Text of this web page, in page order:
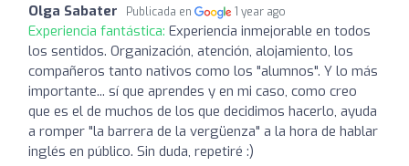
Olga Sabater Publicada en 1 year ago
Experiencia fantástica: Experiencia inmejorable en todos
los sentidos. Organización, atención, alojamiento, los
compañeros tanto nativos como los "alumnos". Y lo más
importante... sí que aprendes y en mi caso, como creo
que es el de muchos de los que decidimos hacerlo, ayuda
a romper "la barrera de la vergüenza" a la hora de hablar
inglés en público. Sin duda, repetiré :)